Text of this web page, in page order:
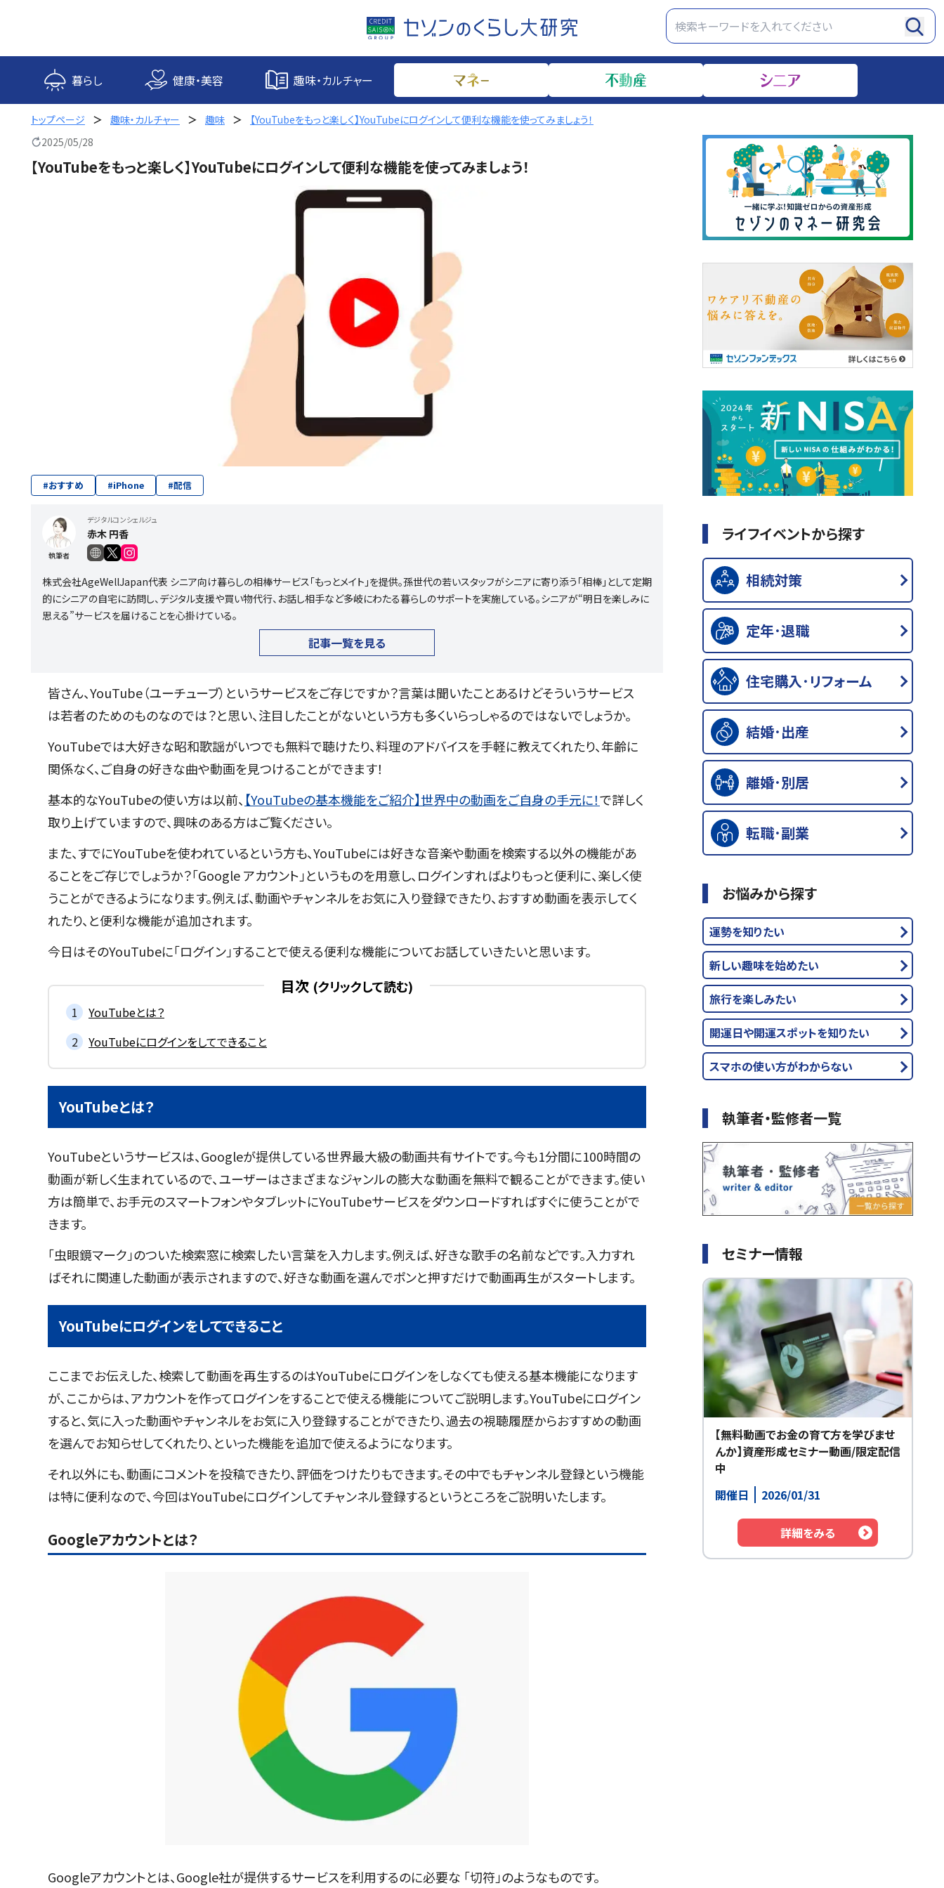
ス
プ
暮らし 健康・美容 趣味・カルチャー
トップページ 趣味・カルチャー 趣味
【YouTubeをもっと楽しく】YouTubeにログインして便利な機能を使ってみましょう！
2025/05/28
【YouTubeをもっと楽しく】YouTubeにログインして便利な機能を使ってみましょう！
#おすすめ #iPhone #配信
執筆者
デジタルコンシェルジュ
赤木 円香
株式会社AgeWellJapan代表 シニア向け暮らしの相棒サービス「もっとメイト」を提供。孫世代の若いスタッフがシニアに寄り添う「相棒」として定期
的にシニアの自宅に訪問し、デジタル支援や買い物代行、お話し相手など多岐にわたる暮らしのサポートを実施している。シニアが“明日を楽しみに
思える”サービスを届けることを心掛けている。
記事一覧を見る
皆さん、YouTube（ユーチューブ）というサービスをご存じですか？言葉は聞いたことあるけどそういうサービス
は若者のためのものなのでは？と思い、注目したことがないという方も多くいらっしゃるのではないでしょうか。
YouTubeでは大好きな昭和歌謡がいつでも無料で聴けたり、料理のアドバイスを手軽に教えてくれたり、年齢に
関係なく、ご自身の好きな曲や動画を見つけることができます！
基本的なYouTubeの使い方は以前、 【YouTubeの基本機能をご紹介】世界中の動画をご自身の手元に！で詳しく
取り上げていますので、興味のある方はご覧ください。
また、すでにYouTubeを使われているという方も、YouTubeには好きな音楽や動画を検索する以外の機能があ
ることをご存じでしょうか？「Google アカウント」というものを用意し、ログインすればよりもっと便利に、楽しく使
うことができるようになります。例えば、動画やチャンネルをお気に入り登録できたり、おすすめ動画を表示してく
れたり、と便利な機能が追加されます。
今日はそのYouTubeに「ログイン」することで使える便利な機能についてお話していきたいと思います。
目次
YouTubeとは？
YouTubeにログインをしてできること
YouTubeとは？
YouTubeというサービスは、Googleが提供している世界最大級の動画共有サイトです。今も1分間に100時間の
動画が新しく生まれているので、ユーザーはさまざまなジャンルの膨大な動画を無料で観ることができます。使い
方は簡単で、お手元のスマートフォンやタブレットにYouTubeサービスをダウンロードすればすぐに使うことがで
きます。
「虫眼鏡マーク」のついた検索窓に検索したい言葉を入力します。例えば、好きな歌手の名前などです。入力すれ
ばそれに関連した動画が表示されますので、好きな動画を選んでポンと押すだけで動画再生がスタートします。
YouTubeにログインをしてできること
ここまでお伝えした、検索して動画を再生するのはYouTubeにログインをしなくても使える基本機能になります
が、ここからは、アカウントを作ってログインをすることで使える機能についてご説明します。YouTubeにログイン
すると、気に入った動画やチャンネルをお気に入り登録することができたり、過去の視聴履歴からおすすめの動画
を選んでお知らせしてくれたり、といった機能を追加で使えるようになります。
それ以外にも、動画にコメントを投稿できたり、評価をつけたりもできます。その中でもチャンネル登録という機能
は特に便利なので、今回はYouTubeにログインしてチャンネル登録するというところをご説明いたします。
Googleアカウントとは？
Googleアカウントとは、Google社が提供するサービスを利用するのに必要な 「切符」のようなものです。
ライフイベントから探す
相続対策
定年･退職
住宅購入･リフォーム
結婚･出産
離婚･別居
転職･副業
お悩みから探す
運勢を知りたい
新しい趣味を始めたい
旅行を楽しみたい
開運日や開運スポットを知りたい
スマホの使い方がわからない
執筆者・監修者一覧
セミナー情報
【無料動画でお金の育て方を学びませ
んか】資産形成セミナー動画/限定配信
中
開催日
2026/01/31
詳細をみる